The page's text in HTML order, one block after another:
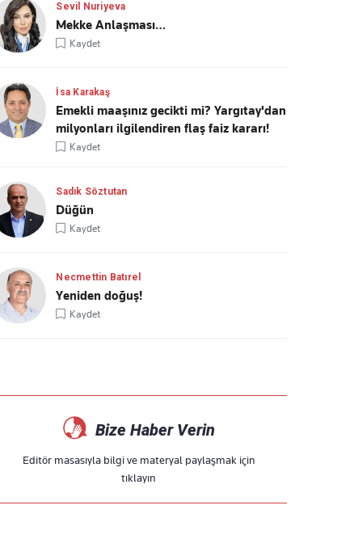
Sevil Nuriyeva
Mekke Anlaşması…
Kaydet
İsa Karakaş
Emekli maaşınız gecikti mi? Yargıtay'dan
milyonları ilgilendiren flaş faiz kararı!
Kaydet
Sadık Söztutan
Düğün
Kaydet
Necmettin Batırel
Yeniden doğuş!
Kaydet
Bize Haber Verin
Editör masasıyla bilgi ve materyal paylaşmak için
tıklayın